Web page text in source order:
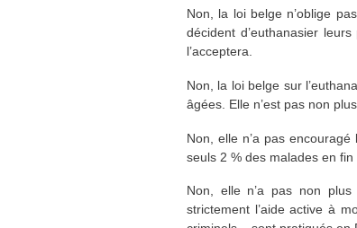
Non, la loi belge n’oblige
décident d’euthanasier
l’acceptera.
Non, la loi belge sur
âgées. Elle n’est pas non
Non, elle n’a pas
seuls 2 % des malades en fin
Non, elle n’a pas non
strictement l’aide active à